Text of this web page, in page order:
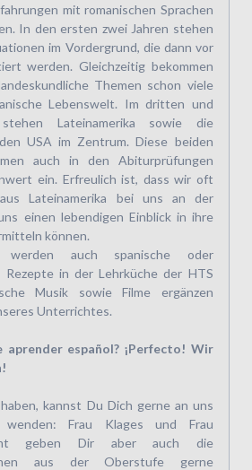
mit romanischen Sprachen
In den ersten zwei Jahren stehen
im Vordergrund, die dann vor
werden. Gleichzeitig bekommen
Themen schon viele
Lebenswelt. Im dritten und
Lateinamerika sowie die
USA im Zentrum. Diese beiden
auch in den Abiturprüfungen
ein. Erfreulich ist, dass wir oft
Lateinamerika bei uns an der
einen lebendigen Einblick in ihre
können.
werden auch spanische oder
Rezepte in der Lehrküche der HTS
Musik sowie Filme ergänzen
Unterrichtes.
aprender español? ¡Perfecto! Wir
kannst Du Dich gerne an uns
wenden: Frau Klages und Frau
geben Dir aber auch die
aus der Oberstufe gerne